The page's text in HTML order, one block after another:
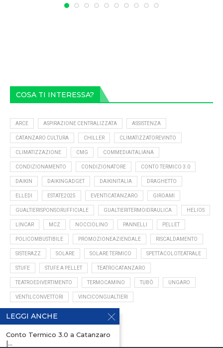
COSA TI INTERESSA?
ARCE ASPIRAZIONE CENTRALIZZATA ASSISTENZA
CATANZARO CULTURA CHILLER CLIMATIZZATOREVINTO
CLIMATIZZAZIONE CMG COMMEDIAITALIANA
CONDIZIONAMENTO CONDIZIONATORE CONTO TERMICO 3.0
DAIKIN DAIKINGADGET DAIKINITALIA DRAGHETTO
ELLEDI ESTATE2025 EVENTICATANZARO GIROAMI
GUALTIERISPONSORUFFICIALE GUALTIERITERMOIDRAULICA HELIOS
LINCAR MCZ NOCCIOLINO PANNELLI PELLET
POLICOMBUSTIBILE PROMOZIONEAZIENDALE RISCALDAMENTO
SISTERAZZ SOLARE SOLARE TERMICO SPETTACOLOTEATRALE
STUFE STUFE A PELLET TEATROCATANZARO
TEATROEDIVERTIMENTO TERMOCAMINO TUBÒ UNGARO
VENTILCONVETTORI VINCICONGUALTIERI
LEGGI ANCHE
Conto Termico 3.0 a Catanzaro
|...